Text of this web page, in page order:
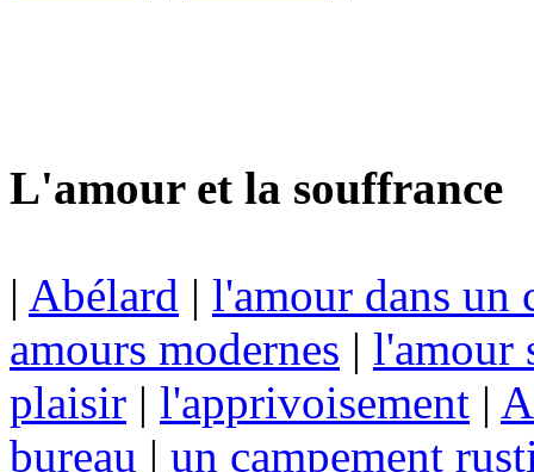
L'amour et la souffrance
| Abélard | l'amour dans un
amours modernes | l'amour
plaisir | l'apprivoisement |
bureau | un campement